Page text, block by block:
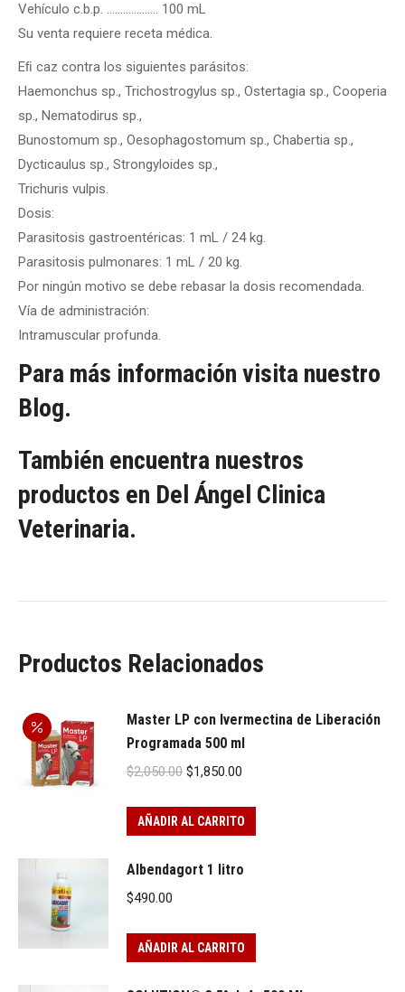
Vehículo c.b.p. ….…………… 100 mL
Su venta requiere receta médica.
Eﬁ caz contra los siguientes parásitos:
Haemonchus sp., Trichostrogylus sp., Ostertagia sp., Cooperia
sp., Nematodirus sp.,
Bunostomum sp., Oesophagostomum sp., Chabertia sp.,
Dycticaulus sp., Strongyloides sp.,
Trichuris vulpis.
Dosis:
Parasitosis gastroentéricas: 1 mL / 24 kg.
Parasitosis pulmonares: 1 mL / 20 kg.
Por ningún motivo se debe rebasar la dosis recomendada.
Vía de administración:
Intramuscular profunda.
Para más información visita nuestro
Blog.
También encuentra nuestros
productos en Del Ángel Clinica
Veterinaria.
Productos Relacionados
Master LP con Ivermectina de Liberación
Programada 500 ml
$2,050.00 Original
was:
$1,850.00
is:
AÑADIR AL CARRITO
Albendagort 1 litro
$490.00
AÑADIR AL CARRITO